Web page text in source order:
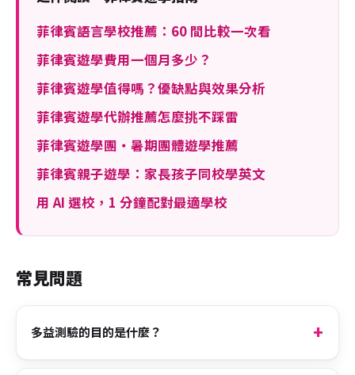
菲律賓語言學校推薦：60 間比較一次看
菲律賓遊學費用一個月多少？
菲律賓遊學值得嗎？優缺點與效果分析
菲律賓遊學代辦推薦怎麼挑不踩雷
菲律賓遊學團・暑期團體遊學推薦
菲律賓親子遊學：家長孩子同校學英文
用 AI 選校，1 分鐘配對最適學校
常見問題
多益測驗的目的是什麼？